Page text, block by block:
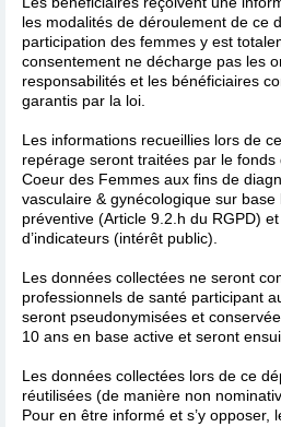
les modalités de déroulement de ce
participation des femmes y est
consentement ne décharge pas les
responsabilités et les bénéficiaires
garantis par la loi.
Les informations recueillies lors de
repérage seront traitées par le
Coeur des Femmes aux fins de
vasculaire & gynécologique sur
préventive (Article 9.2.h du RGPD)
d’indicateurs (intérêt public).
Les données collectées ne seront
professionnels de santé participant
seront pseudonymisées et
10 ans en base active et seront
Les données collectées lors de ce
réutilisées (de manière non
Pour en être informé et s’y opposer,